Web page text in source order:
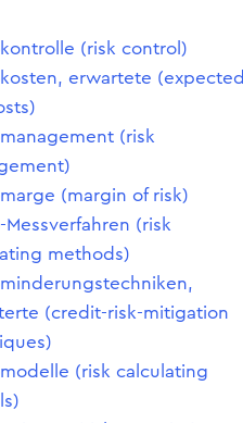
(risk control)
erwartete (expected
(risk
(margin of risk)
Messverfahren (risk
methods)
(credit-risk-mitigation
(risk calculating